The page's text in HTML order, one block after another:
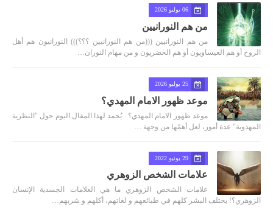
06 يوليو 2026
من هم النورانيين
من هم النورانيين (((من هم النورانيين ؟؟؟))) النورانيون هم أهل
الروح أو هم العيساويون أو هم الخضريون و من مهام النوران…
25 يوليو 2026
موعد ظهور الامام المهدي؟
موعد ظهور الامام المهدي؟ يُحمد لهذا المقال اليوم حول "النظرية
المهدوية" عدة أمور، لعل أهمّها من وجهة …
29 يونيو 2022
علامات الشخص الزوهري
علامات الشخص الزوهري ما هي العلامات الجسدية الإنسان
الزوهري؟! يختلف البشر كلهم في طبائعهم و لغاتهم، أكلهم و شربهم…